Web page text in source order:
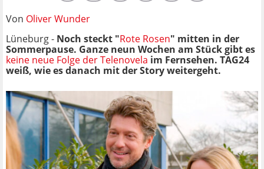
Von Oliver Wunder
Lüneburg - Noch steckt "Rote Rosen" mitten in der
Sommerpause. Ganze neun Wochen am Stück gibt es
keine neue Folge der Telenovela im Fernsehen. TAG24
weiß, wie es danach mit der Story weitergeht.